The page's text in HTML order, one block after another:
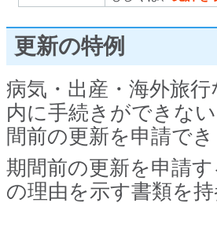
更新の特例
病気・出産・海外旅
内に手続きができな
間前の更新を申請で
期間前の更新を申請
の理由を示す書類を